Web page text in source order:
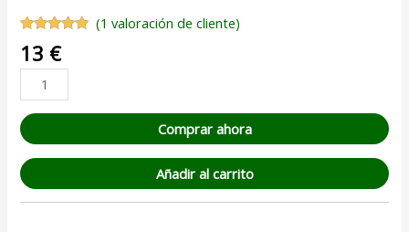
Valorado
con 5.00
5 en base
1
valoración
de un
(1 valoración de cliente)
13 €
Comprar ahora
Añadir al carrito